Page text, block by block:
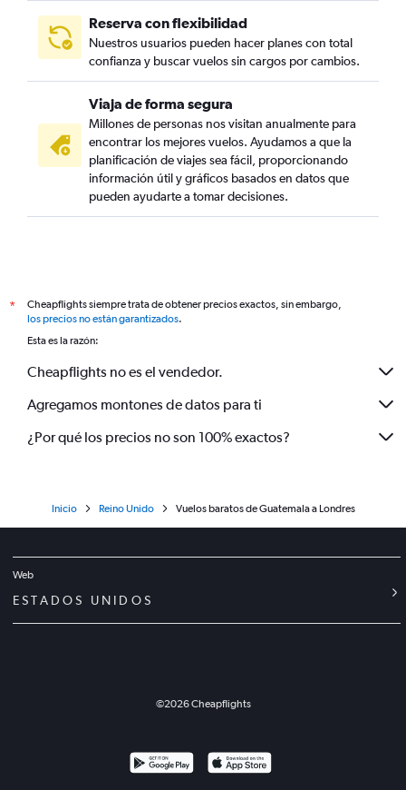
Reserva con flexibilidad
Nuestros usuarios pueden hacer planes con total
confianza y buscar vuelos sin cargos por cambios.
Viaja de forma segura
Millones de personas nos visitan anualmente para
encontrar los mejores vuelos. Ayudamos a que la
planificación de viajes sea fácil, proporcionando
información útil y gráficos basados en datos que
pueden ayudarte a tomar decisiones.
*
Cheapflights siempre trata de obtener precios exactos, sin embargo,
los precios no están garantizados.
Esta es la razón:
Cheapflights no es el vendedor.
Agregamos montones de datos para ti
¿Por qué los precios no son 100% exactos?
Inicio Reino Unido Vuelos baratos de Guatemala a Londres
Web
ESTADOS UNIDOS
©2026Cheapflights